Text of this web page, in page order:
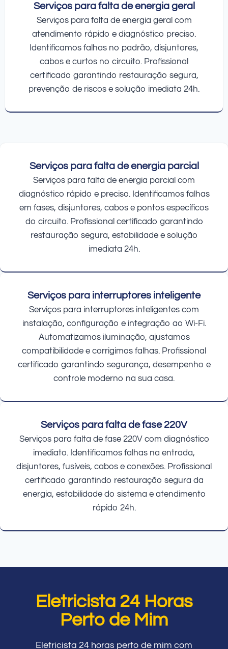
Serviços para falta de energia geral
Serviços para falta de energia geral com
atendimento rápido e diagnóstico preciso.
Identificamos falhas no padrão, disjuntores,
cabos e curtos no circuito. Profissional
certificado garantindo restauração segura,
prevenção de riscos e solução imediata 24h.
Serviços para falta de energia parcial
Serviços para falta de energia parcial com
diagnóstico rápido e preciso. Identificamos falhas
em fases, disjuntores, cabos e pontos específicos
do circuito. Profissional certificado garantindo
restauração segura, estabilidade e solução
imediata 24h.
Serviços para interruptores inteligente
Serviços para interruptores inteligentes com
instalação, configuração e integração ao Wi-Fi.
Automatizamos iluminação, ajustamos
compatibilidade e corrigimos falhas. Profissional
certificado garantindo segurança, desempenho e
controle moderno na sua casa.
Serviços para falta de fase 220V
Serviços para falta de fase 220V com diagnóstico
imediato. Identificamos falhas na entrada,
disjuntores, fusíveis, cabos e conexões. Profissional
certificado garantindo restauração segura da
energia, estabilidade do sistema e atendimento
rápido 24h.
Eletricista 24 Horas
Perto de Mim
Eletricista 24 horas perto de mim com